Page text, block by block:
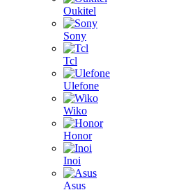
Oukitel
Sony
Tcl
Ulefone
Wiko
Honor
Inoi
Asus